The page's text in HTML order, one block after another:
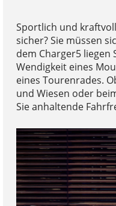
Sportlich und
sicher? Sie müssen
dem Charger5
Wendigkeit eines
eines Tourenrades.
und Wiesen oder
Sie anhaltende